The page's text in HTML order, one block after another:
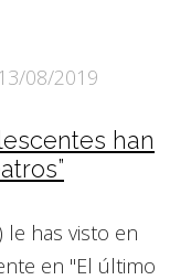
13/08/2019
han
le has visto en
en "El último